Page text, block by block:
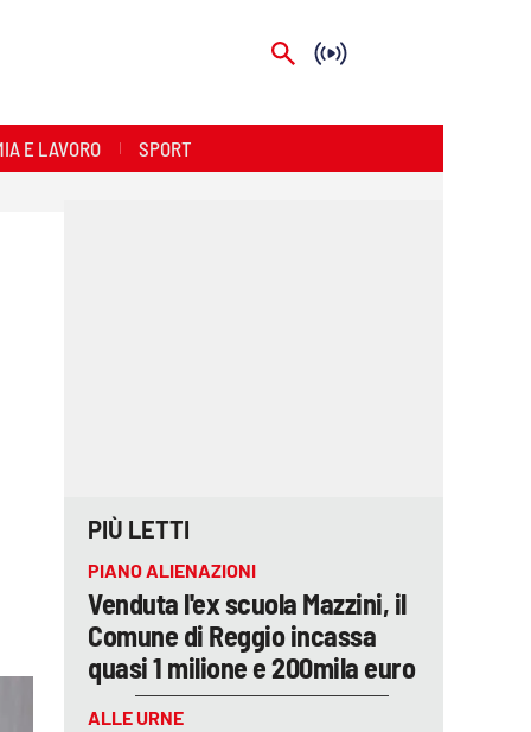
E LAVORO SPORT
PIÙ LETTI
PIANO ALIENAZIONI
Venduta l'ex scuola Mazzini, il
Comune di Reggio incassa
quasi 1 milione e 200mila euro
ALLE URNE